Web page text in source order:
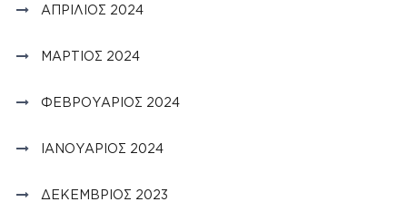
ΑΠΡΊΛΙΟΣ 2024
ΜΆΡΤΙΟΣ 2024
ΦΕΒΡΟΥΆΡΙΟΣ 2024
ΙΑΝΟΥΆΡΙΟΣ 2024
ΔΕΚΈΜΒΡΙΟΣ 2023